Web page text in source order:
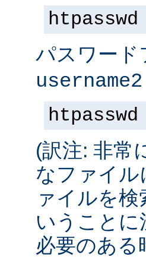
パスワード
username2
(訳注: 非常
なファイ
ァイルを
いうこと
必要のある